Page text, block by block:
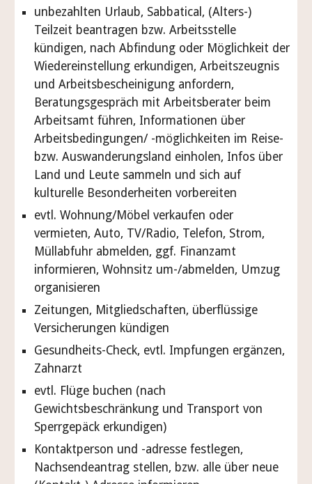
unbezahlten Urlaub, Sabbatical, (Alters-)
Teilzeit beantragen bzw. Arbeitsstelle
kündigen, nach Abfindung oder Möglichkeit der
Wiedereinstellung erkundigen, Arbeitszeugnis
und Arbeitsbescheinigung anfordern,
Beratungsgespräch mit Arbeitsberater beim
Arbeitsamt führen, Informationen über
Arbeitsbedingungen/ -möglichkeiten im Reise-
bzw. Auswanderungsland einholen, Infos über
Land und Leute sammeln und sich auf
kulturelle Besonderheiten vorbereiten
evtl. Wohnung/Möbel verkaufen oder
vermieten, Auto, TV/Radio, Telefon, Strom,
Müllabfuhr abmelden, ggf. Finanzamt
informieren, Wohnsitz um-/abmelden, Umzug
organisieren
Zeitungen, Mitgliedschaften, überflüssige
Versicherungen kündigen
Gesundheits-Check, evtl. Impfungen ergänzen,
Zahnarzt
evtl. Flüge buchen (nach
Gewichtsbeschränkung und Transport von
Sperrgepäck erkundigen)
Kontaktperson und -adresse festlegen,
Nachsendeantrag stellen, bzw. alle über neue